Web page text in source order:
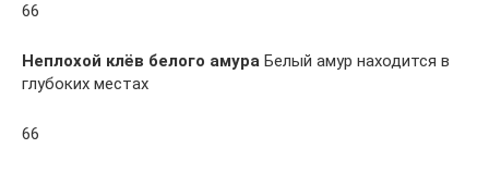
66
Неплохой клёв белого амура Белый амур находится в
глубоких местах
66